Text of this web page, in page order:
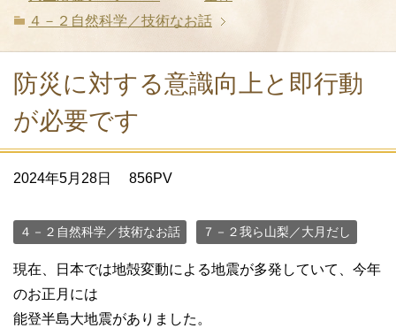
４－２自然科学／技術なお話
防災に対する意識向上と即行動
が必要です
2024年5月28日 856PV
４－２自然科学／技術なお話 ７－２我ら山梨／大月だし
現在、日本では地殻変動による地震が多発していて、今年
のお正月には
能登半島大地震がありました。